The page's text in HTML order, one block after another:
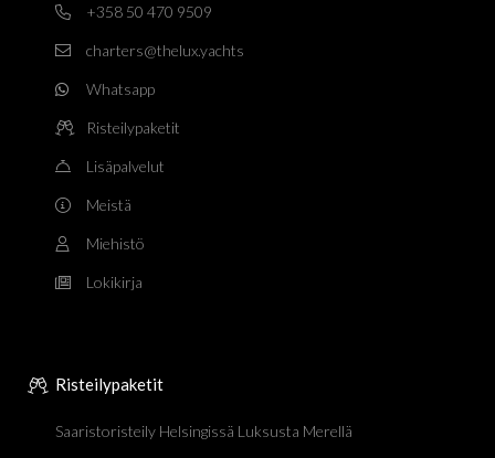
+358 50 470 9509
charters@thelux.yachts
Whatsapp
Risteilypaketit
Lisäpalvelut
Meistä
Miehistö
Lokikirja
Risteilypaketit
Saaristoristeily Helsingissä Luksusta Merellä